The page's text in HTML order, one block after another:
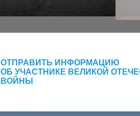
ОТПРАВИТЬ ИНФОРМАЦИЮ
ОБ УЧАСТНИКЕ ВЕЛИКОЙ
ВОЙНЫ